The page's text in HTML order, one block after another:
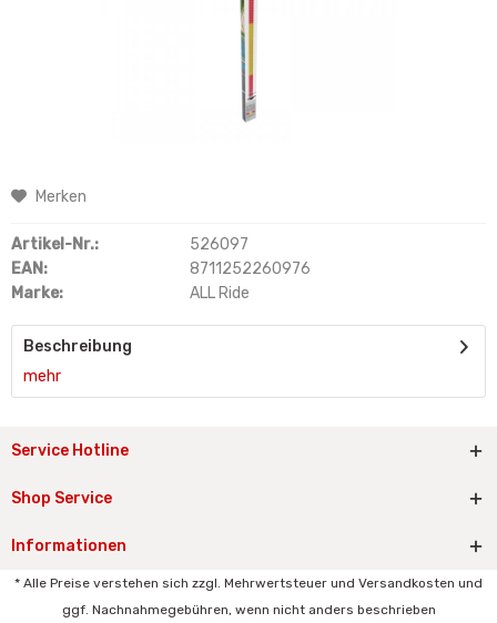
Merken
Artikel-Nr.:
526097
EAN:
8711252260976
Marke:
ALL Ride
Beschreibung
mehr
Service Hotline
Shop Service
Informationen
* Alle Preise verstehen sich zzgl. Mehrwertsteuer und Versandkosten und
ggf. Nachnahmegebühren, wenn nicht anders beschrieben